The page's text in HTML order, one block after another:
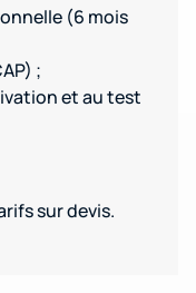
(6 mois
;
et au test
sur devis.